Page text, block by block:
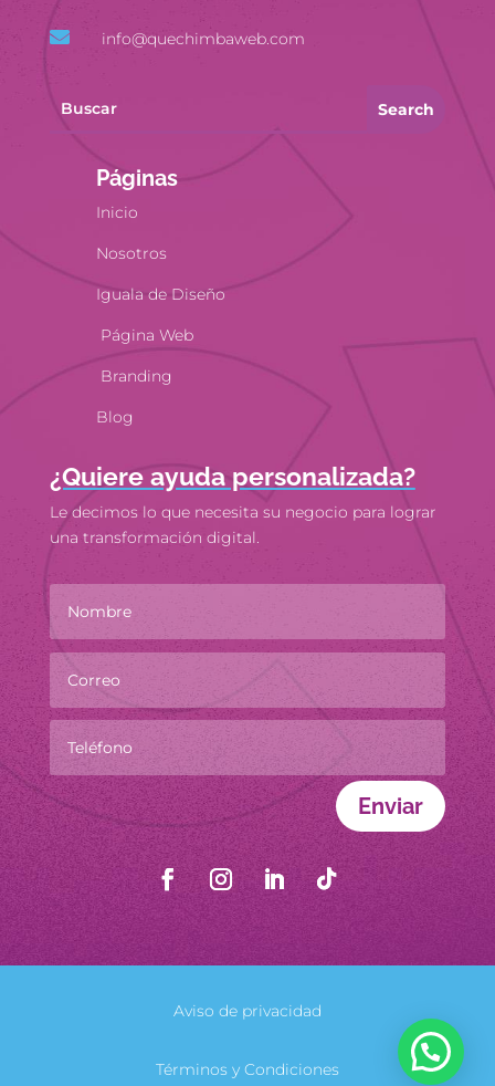
 info@quechimbaweb.com
Páginas
Inicio
Nosotros
Iguala de Diseño
Página Web
Branding
Blog
¿Quiere ayuda personalizada?
Le decimos lo que necesita su negocio para lograr
una transformación digital.
Enviar
Aviso de privacidad
Términos y Condiciones